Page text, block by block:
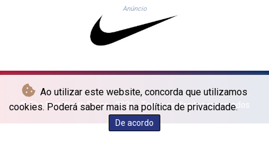
Ao utilizar este website, concorda que utilizamos
cookies. Poderá saber mais na política de privacidade.
De acordo
22510.919863
89282.792025
LKR 334.420274
LRD 179.959348
Anúncio
© The Fort Worth Press - 2026 - Todos os direitos reservados